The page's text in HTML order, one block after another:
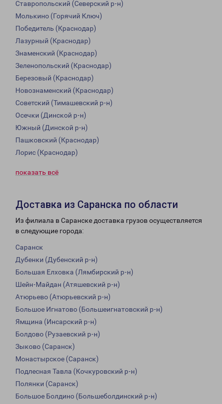
Ставропольский (Северский р-н)
Молькино (Горячий Ключ)
Победитель (Краснодар)
Лазурный (Краснодар)
Знаменский (Краснодар)
Зеленопольский (Краснодар)
Березовый (Краснодар)
Новознаменский (Краснодар)
Советский (Тимашевский р-н)
Осечки (Динской р-н)
Южный (Динской р-н)
Пашковский (Краснодар)
Лорис (Краснодар)
показать всё
Доставка из Саранска по области
Из филиала в Саранске доставка грузов осуществляется
в следующие города:
Саранск
Дубенки (Дубенский р-н)
Большая Елховка (Лямбирский р-н)
Шейн-Майдан (Атяшевский р-н)
Атюрьево (Атюрьевский р-н)
Большое Игнатово (Большеигнатовский р-н)
Ямщина (Инсарский р-н)
Болдово (Рузаевский р-н)
Зыково (Саранск)
Монастырское (Саранск)
Подлесная Тавла (Кочкуровский р-н)
Полянки (Саранск)
Большое Болдино (Большеболдинский р-н)